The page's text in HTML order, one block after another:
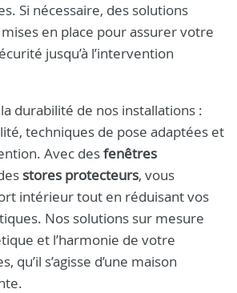
Si nécessaire, des solutions
en place pour assurer votre
jusqu’à l’intervention
durabilité de nos installations :
techniques de pose adaptées et
Avec desfenêtres
stores protecteurs, vous
intérieur tout en réduisant vos
Nos solutions sur mesure
et l’harmonie de votre
qu’il s’agisse d’une maison